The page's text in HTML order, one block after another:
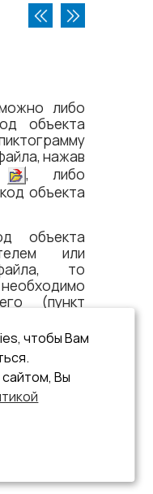
либо
объекта
нажав
, либо
объекта
объекта
или
то
(пункт
чтобы Вам
Вы